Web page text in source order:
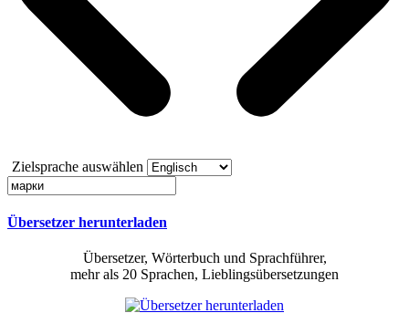
Zielsprache auswählen
Übersetzer herunterladen
Übersetzer, Wörterbuch und Sprachführer,
mehr als 20 Sprachen, Lieblingsübersetzungen